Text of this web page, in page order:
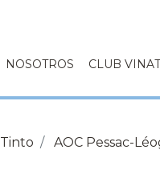
NOSOTROS CLUB
Tinto AOC Pessac-